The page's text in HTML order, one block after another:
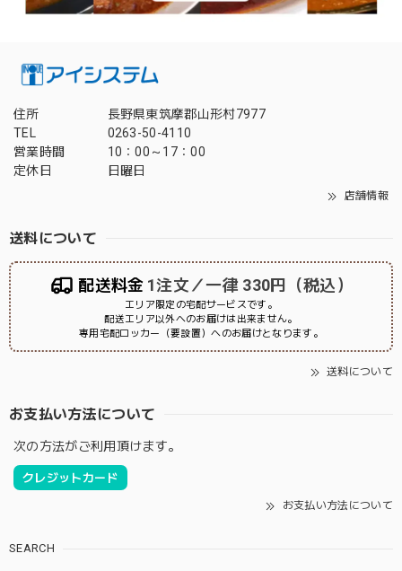
住所
長野県東筑摩郡山形村7977
TEL
0263-50-4110
営業時間
10：00～17：00
定休日
日曜日
店舗情報
送料について
配送料金 1注文／一律 330円（税込）
エリア限定の宅配サービスです。
配送エリア以外へのお届けは出来ません。
専用宅配ロッカー（要設置）へのお届けとなります。
送料について
お支払い方法について
次の方法がご利用頂けます。
クレジットカード
お支払い方法について
SEARCH